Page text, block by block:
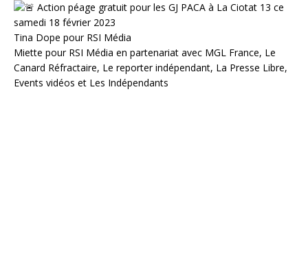
Action péage gratuit pour les GJ PACA à La Ciotat 13 ce
samedi 18 février 2023
Tina Dope pour RSI Média
Miette pour RSI Média en partenariat avec MGL France, Le
Canard Réfractaire, Le reporter indépendant, La Presse Libre,
Events vidéos et Les Indépendants